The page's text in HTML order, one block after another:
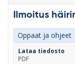
Ilmoitus
Oppaat ja ohjeet
Lataa tiedosto
PDF